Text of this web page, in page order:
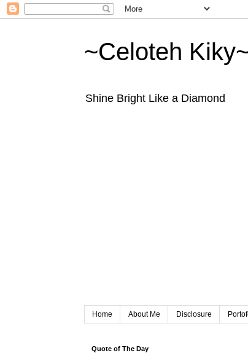
~Celoteh
Shine Bright Like a Diamond
Home About Me Disclosure
Quote of The Day